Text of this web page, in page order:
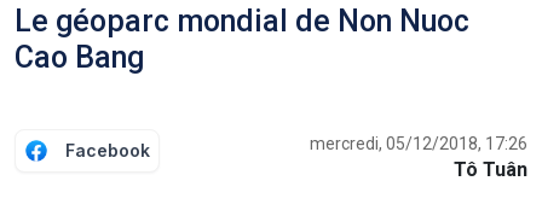
Le géoparc mondial de Non Nuoc
Cao Bang
Facebook mercredi, 05/12/2018, 17:26
Tô Tuân